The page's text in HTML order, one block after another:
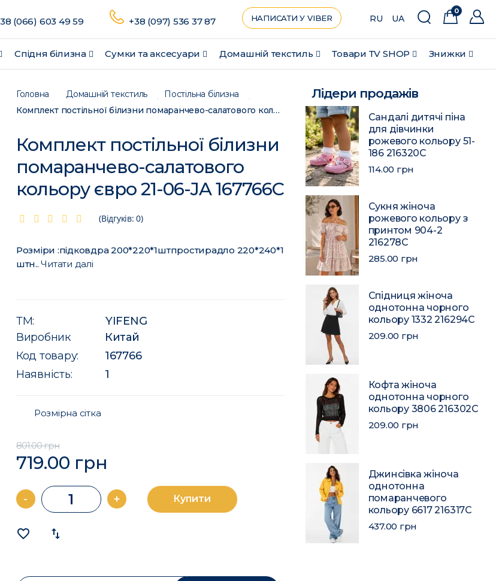
Спідня білизна Сумки та аксесуари Домашній текстиль Товари ТV SHOP Знижки
(066) 603 49 59 +38 (097) 536 37 87 НАПИСАТИ У VIBER RU UA
0
Головна Домашній текстиль
Постільна білизна
Комплект постільної білизни помаранчево-салатового кольору євро 21-06-JA 167766C
Комплект постільної білизни
помаранчево-салатового
кольору євро 21-06-JA 167766C
(Відгуків: 0)
Розміри :підковдра 200*220*1штпростирадло 220*240*1
штн..Читати далі
ТМ:
YIFENG
Виробник
Китай
Код товару:
167766
Наявність:
1
Розмірна сітка
801.00 грн
719.00 грн
- + Купити
favorite_border import_export
Лідери продажів
Сандалі дитячі піна
для дівчинки
рожевого кольору 51-
186 216320C
114.00 грн
Сукня жіноча
рожевого кольору з
принтом 904-2
216278C
285.00 грн
Спідниця жіноча
однотонна чорного
кольору 1332 216294C
209.00 грн
Кофта жіноча
однотонна чорного
кольору 3806 216302C
209.00 грн
Джинсівка жіноча
однотонна
помаранчевого
кольору 6617 216317C
437.00 грн